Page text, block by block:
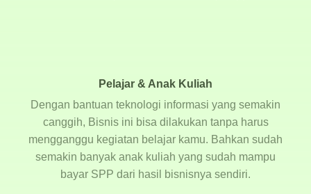
Pelajar & Anak Kuliah
Dengan bantuan teknologi informasi yang semakin
canggih, Bisnis ini bisa dilakukan tanpa harus
mengganggu kegiatan belajar kamu. Bahkan sudah
semakin banyak anak kuliah yang sudah mampu
bayar SPP dari hasil bisnisnya sendiri.